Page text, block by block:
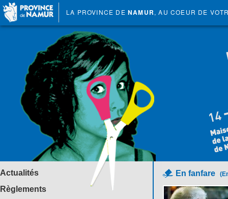
LA PROVINCE DE NAMUR, AU COEUR DE
Actualités
Règlements
En fanfare